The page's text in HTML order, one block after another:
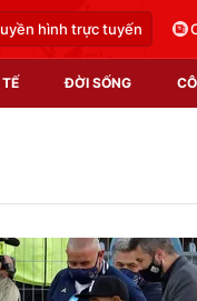
hình trực tuyến
ĐỜI SỐNG
Video